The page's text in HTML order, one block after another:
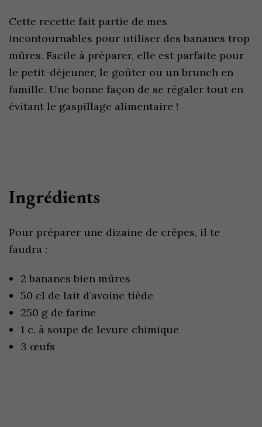
Cette recette fait partie de mes
incontournables pour utiliser des bananes trop
mûres. Facile à préparer, elle est parfaite pour
le petit-déjeuner, le goûter ou un brunch en
famille. Une bonne façon de se régaler tout en
évitant le gaspillage alimentaire !
Ingrédients
Pour préparer une dizaine de crêpes, il te
faudra :
2 bananes bien mûres
50 cl de lait d’avoine tiède
250 g de farine
1 c. à soupe de levure chimique
3 œufs